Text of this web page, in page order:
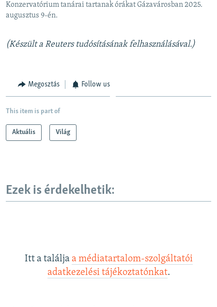
Konzervatórium tanárai tartanak órákat Gázavárosban 2025.
augusztus 9-én.
(Készült a Reuters tudósításának felhasználásával.)
Megosztás Follow us
This item is part of
Aktuális Világ
Ezek is érdekelhetik:
Itt a találja a médiatartalom-szolgáltatói
adatkezelési tájékoztatónkat.